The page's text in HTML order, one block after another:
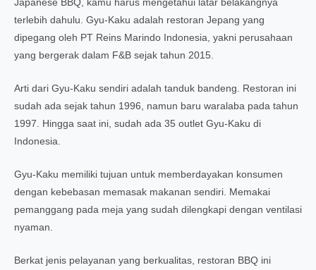
Japanese BBQ, kamu harus mengetahui latar belakangnya
terlebih dahulu. Gyu-Kaku adalah restoran Jepang yang
dipegang oleh PT Reins Marindo Indonesia, yakni perusahaan
yang bergerak dalam F&B sejak tahun 2015.
Arti dari Gyu-Kaku sendiri adalah tanduk bandeng. Restoran ini
sudah ada sejak tahun 1996, namun baru waralaba pada tahun
1997. Hingga saat ini, sudah ada 35 outlet Gyu-Kaku di
Indonesia.
Gyu-Kaku memiliki tujuan untuk memberdayakan konsumen
dengan kebebasan memasak makanan sendiri. Memakai
pemanggang pada meja yang sudah dilengkapi dengan ventilasi
nyaman.
Berkat jenis pelayanan yang berkualitas, restoran BBQ ini